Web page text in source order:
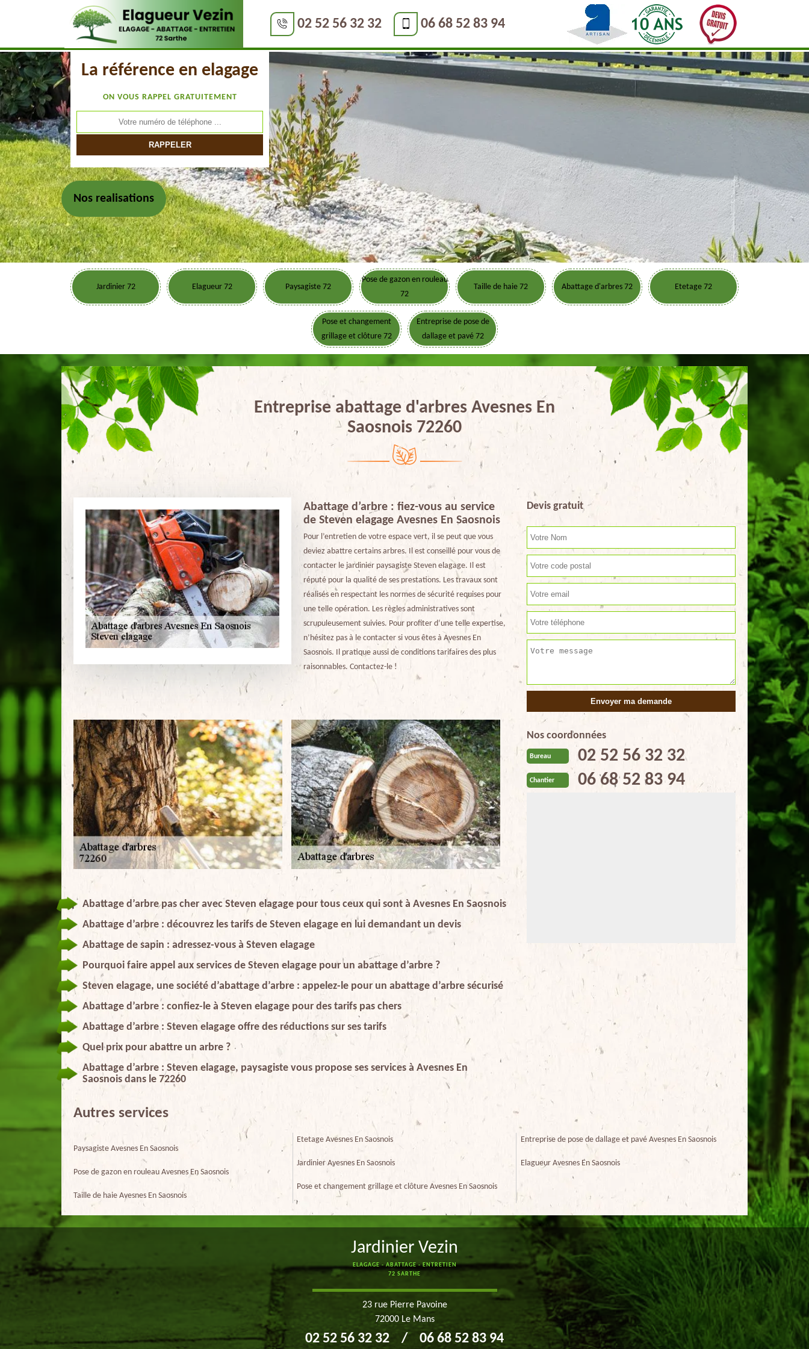
02 52 56 32 32 06 68 52 83 94
La référence en elagage
ON VOUS RAPPEL GRATUITEMENT
Nos realisations
Jardinier 72 Elagueur 72 Paysagiste 72
Pose de gazon en rouleau
72
Taille de haie 72 Abattage d'arbres 72 Etetage 72
Pose et changement
grillage et clôture 72
Entreprise de pose de
dallage et pavé 72
Entreprise abattage d'arbres Avesnes En
Saosnois 72260
Abattage d’arbre : fiez-vous au service
de Steven elagage Avesnes En Saosnois
Pour l’entretien de votre espace vert, il se peut que vous
deviez abattre certains arbres. Il est conseillé pour vous de
contacter le jardinier paysagiste Steven elagage. Il est
réputé pour la qualité de ses prestations. Les travaux sont
réalisés en respectant les normes de sécurité requises pour
une telle opération. Les règles administratives sont
scrupuleusement suivies. Pour profiter d’une telle expertise,
n’hésitez pas à le contacter si vous êtes à Avesnes En
Saosnois. Il pratique aussi de conditions tarifaires des plus
raisonnables. Contactez-le !
Abattage d’arbre pas cher avec Steven elagage pour tous ceux qui sont à Avesnes En Saosnois
Abattage d’arbre : découvrez les tarifs de Steven elagage en lui demandant un devis
Abattage de sapin : adressez-vous à Steven elagage
Pourquoi faire appel aux services de Steven elagage pour un abattage d’arbre ?
Steven elagage, une société d’abattage d’arbre : appelez-le pour un abattage d’arbre sécurisé
Abattage d’arbre : confiez-le à Steven elagage pour des tarifs pas chers
Abattage d’arbre : Steven elagage offre des réductions sur ses tarifs
Quel prix pour abattre un arbre ?
Abattage d’arbre : Steven elagage, paysagiste vous propose ses services à Avesnes En
Saosnois dans le 72260
Devis gratuit
Nos coordonnées
Bureau 02 52 56 32 32
Chantier 06 68 52 83 94
Autres services
Paysagiste Avesnes En Saosnois
Pose de gazon en rouleau Avesnes En Saosnois
Taille de haie Avesnes En Saosnois
Etetage Avesnes En Saosnois
Jardinier Avesnes En Saosnois
Pose et changement grillage et clôture Avesnes En Saosnois
Entreprise de pose de dallage et pavé Avesnes En Saosnois
Elagueur Avesnes En Saosnois
Jardinier Vezin
ELAGAGE - ABATTAGE - ENTRETIEN
72 SARTHE
23 rue Pierre Pavoine
72000 Le Mans
02 52 56 32 32 / 06 68 52 83 94